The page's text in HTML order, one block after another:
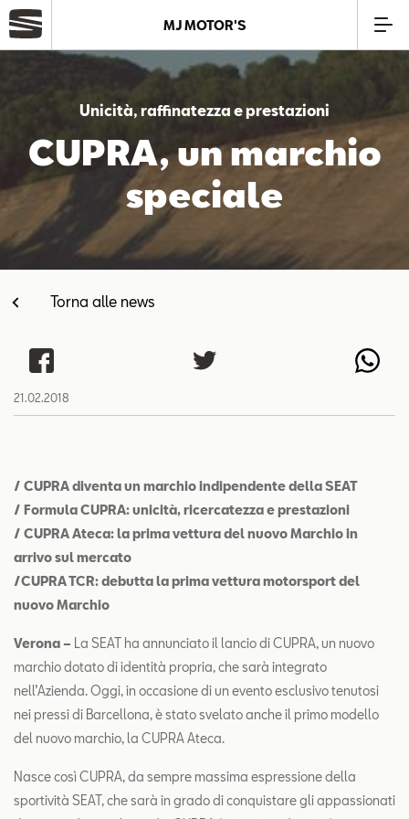
Service
Business
SEAT Usato Certificato
Contatti
MJ MOTOR'S
Unicità, raffinatezza e prestazioni
CUPRA, un marchio
speciale
Torna alle news
21.02.2018
/ CUPRA diventa un marchio indipendente della SEAT
/ Formula CUPRA: unicità, ricercatezza e prestazioni
/ CUPRA Ateca: la prima vettura del nuovo Marchio in
arrivo sul mercato
/CUPRA TCR: debutta la prima vettura motorsport del
nuovo Marchio
Verona –
La SEAT ha annunciato il lancio di CUPRA, un nuovo
marchio dotato di identità propria, che sarà integrato
nell’Azienda. Oggi, in occasione di un evento esclusivo tenutosi
nei pressi di Barcellona, è stato svelato anche il primo modello
del nuovo marchio, la CUPRA Ateca.
Nasce così CUPRA, da sempre massima espressione della
sportività SEAT, che sarà in grado di conquistare gli appassionati